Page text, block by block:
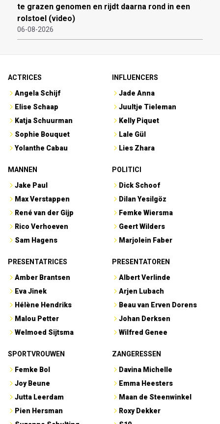
te grazen genomen en rijdt daarna rond in een
rolstoel (video)
06-08-2026
ACTRICES
Angela Schijf
Elise Schaap
Katja Schuurman
Sophie Bouquet
Yolanthe Cabau
INFLUENCERS
Jade Anna
Juultje Tieleman
Kelly Piquet
Lale Gül
Lies Zhara
MANNEN
Jake Paul
Max Verstappen
René van der Gijp
Rico Verhoeven
Sam Hagens
POLITICI
Dick Schoof
Dilan Yesilgöz
Femke Wiersma
Geert Wilders
Marjolein Faber
PRESENTATRICES
Amber Brantsen
Eva Jinek
Hélène Hendriks
Malou Petter
Welmoed Sijtsma
PRESENTATOREN
Albert Verlinde
Arjen Lubach
Beau van Erven Dorens
Johan Derksen
Wilfred Genee
SPORTVROUWEN
Femke Bol
Joy Beune
Jutta Leerdam
Pien Hersman
ZANGERESSEN
Davina Michelle
Emma Heesters
Maan de Steenwinkel
Roxy Dekker